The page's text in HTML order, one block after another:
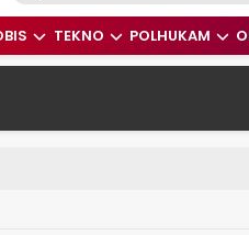
dan Dunia
TEKNO POLHUKAM